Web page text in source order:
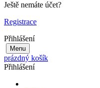
Ještě nemáte účet?
Registrace
Přihlášení
Menu
prázdný košík
Přihlášení